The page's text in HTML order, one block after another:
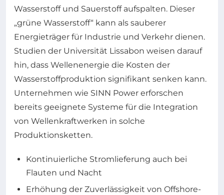
Wasserstoff und Sauerstoff aufspalten. Dieser
„grüne Wasserstoff“ kann als sauberer
Energieträger für Industrie und Verkehr dienen.
Studien der Universität Lissabon weisen darauf
hin, dass Wellenenergie die Kosten der
Wasserstoffproduktion signifikant senken kann.
Unternehmen wie SINN Power erforschen
bereits geeignete Systeme für die Integration
von Wellenkraftwerken in solche
Produktionsketten.
Kontinuierliche Stromlieferung auch bei
Flauten und Nacht
Erhöhung der Zuverlässigkeit von Offshore-